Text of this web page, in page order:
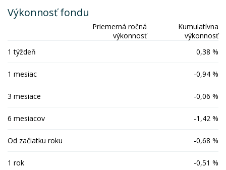
Výkonnosť fondu
Priemerná ročná
výkonnosť
Kumulatívna
výkonnosť
1 týždeň
0,38 %
1 mesiac -0,94 %
3 mesiace -0,06 %
6 mesiacov -1,42 %
Od začiatku roku -0,68 %
1 rok -0,51 %